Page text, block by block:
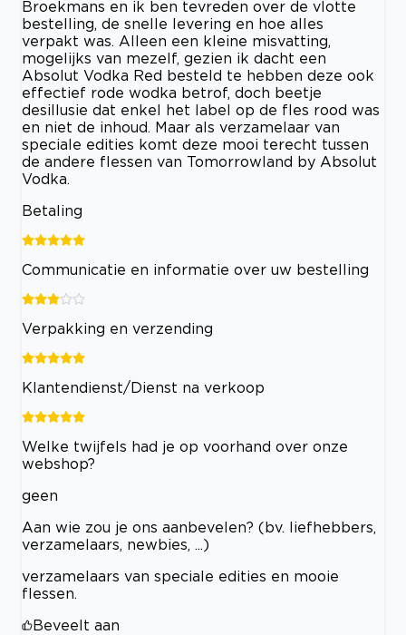
Broekmans en ik ben tevreden over de vlotte
bestelling, de snelle levering en hoe alles
verpakt was. Alleen een kleine misvatting,
mogelijks van mezelf, gezien ik dacht een
Absolut Vodka Red besteld te hebben deze ook
effectief rode wodka betrof, doch beetje
desillusie dat enkel het label op de fles rood was
en niet de inhoud. Maar als verzamelaar van
speciale edities komt deze mooi terecht tussen
de andere flessen van Tomorrowland by Absolut
Vodka.
Betaling
Communicatie en informatie over uw bestelling
Verpakking en verzending
Klantendienst/Dienst na verkoop
Welke twijfels had je op voorhand over onze
webshop?
geen
Aan wie zou je ons aanbevelen? (bv. liefhebbers,
verzamelaars, newbies, ...)
verzamelaars van speciale edities en mooie
flessen.
Beveelt aan